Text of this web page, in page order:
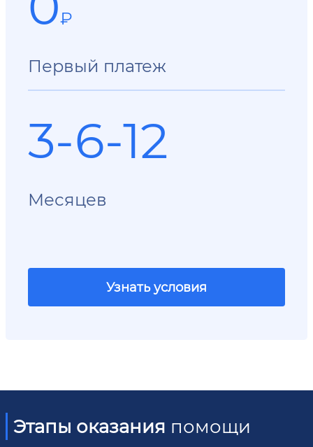
₽
Первый платеж
3-6-12
Месяцев
Узнать условия
Этапы оказания помощи